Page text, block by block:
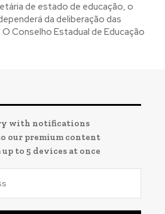
de estado de educação, o
da deliberação das
with notifications
our premium content
to 5 devices at once